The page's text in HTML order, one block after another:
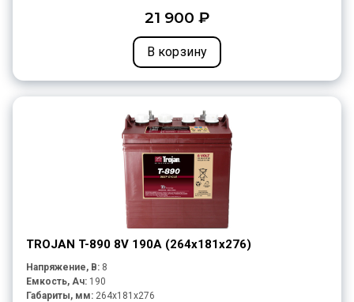
21 900 ₽
В корзину
TROJAN T-890 8V 190A (264х181х276)
Напряжение, В: 8
Емкость, Ач: 190
Габариты, мм: 264x181x276